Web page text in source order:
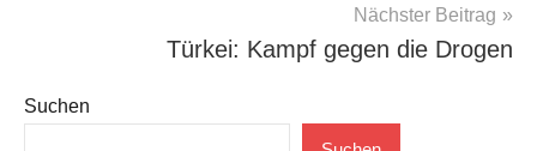
Nächster Beitrag
Türkei: Kampf gegen die Drogen
Suchen